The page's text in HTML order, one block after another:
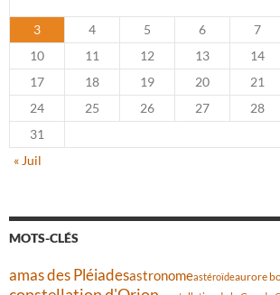
3
4 5 6 7
10
11 12 13 14
17
18 19 20 21
24
25 26 27 28
31
« Juil
MOTS-CLÉS
amas des Pléiadesastronomeastéroïdeaurore